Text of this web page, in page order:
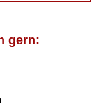
gern: